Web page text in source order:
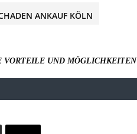
ANKAUF KÖLN
VORTEILE UND MÖGLICHKEITEN